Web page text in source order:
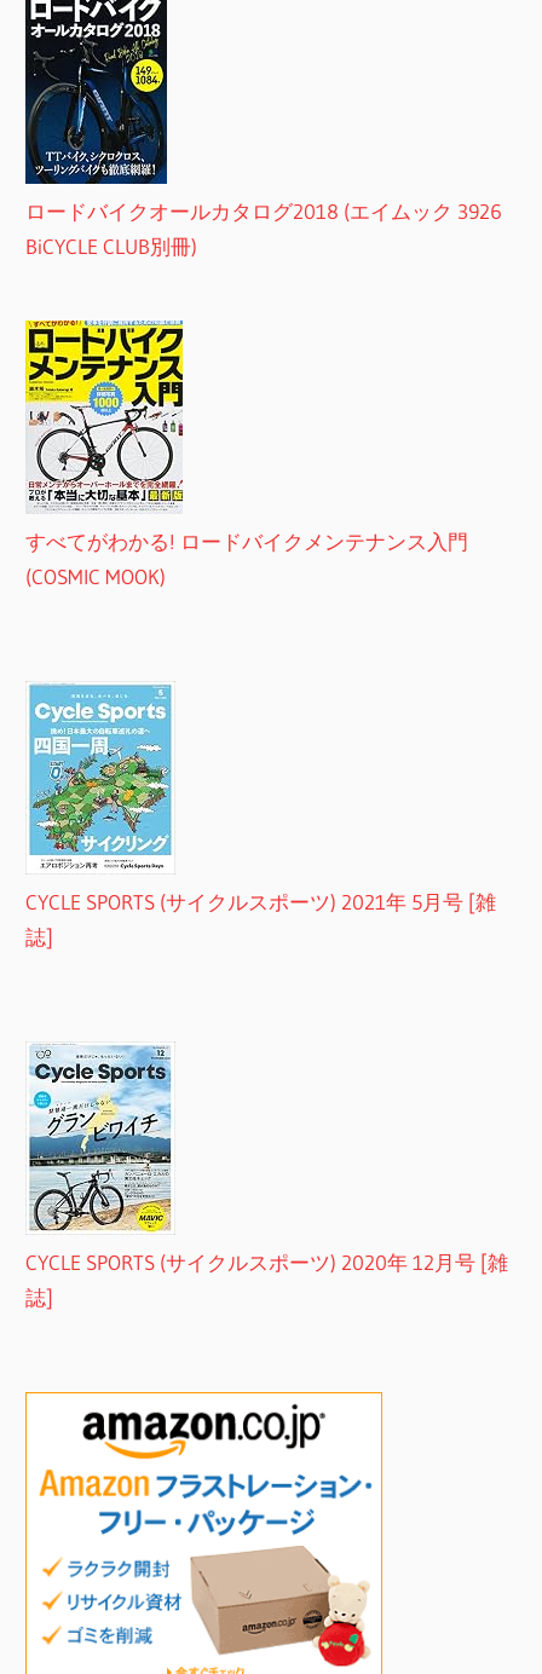
ロードバイクオールカタログ2018 (エイムック 3926
BiCYCLE CLUB別冊)
すべてがわかる! ロードバイクメンテナンス入門
(COSMIC MOOK)
CYCLE SPORTS (サイクルスポーツ) 2021年 5月号 [雑
誌]
CYCLE SPORTS (サイクルスポーツ) 2020年 12月号 [雑
誌]